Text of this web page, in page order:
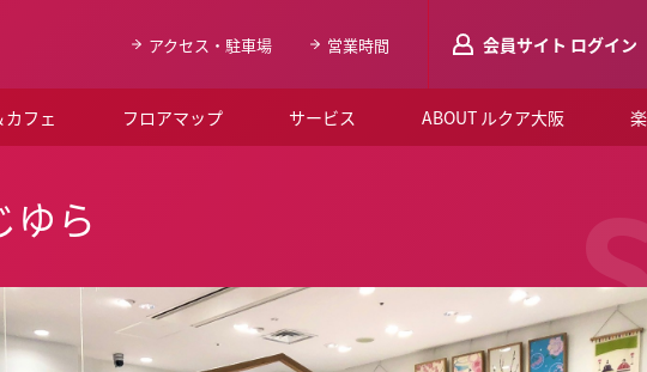
アクセス・駐車場 営業時間 会員サイト ログイン
フェ フロアマップ サービス ABOUT ルクア大阪
よくあるご質問
お知らせ
ショ
ルク
特集
デジ
ゆら